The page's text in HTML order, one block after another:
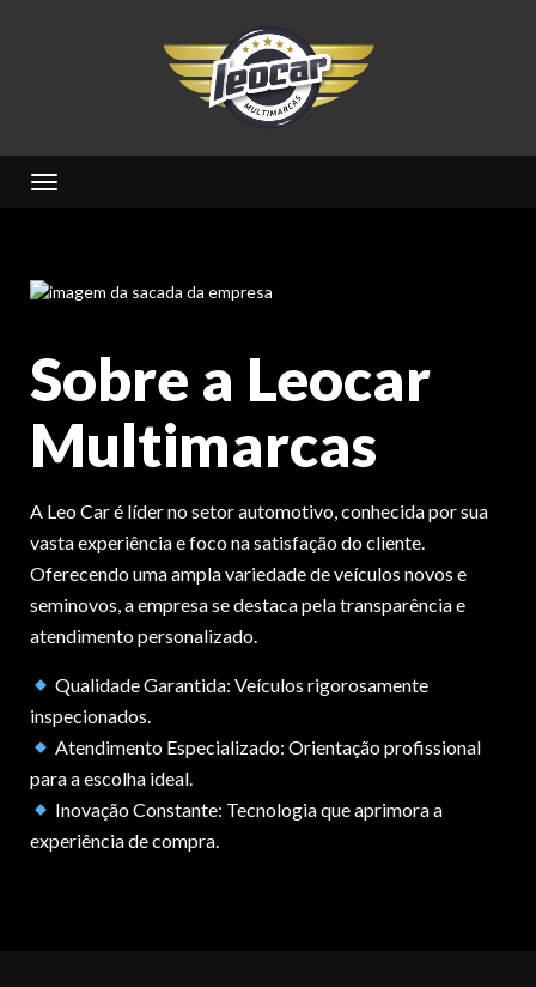
Toggle navigation
Sobre a Leocar
Multimarcas
A Leo Car é líder no setor automotivo, conhecida por sua
vasta experiência e foco na satisfação do cliente.
Oferecendo uma ampla variedade de veículos novos e
seminovos, a empresa se destaca pela transparência e
atendimento personalizado.
Qualidade Garantida: Veículos rigorosamente
inspecionados.
Atendimento Especializado: Orientação profissional
para a escolha ideal.
Inovação Constante: Tecnologia que aprimora a
experiência de compra.